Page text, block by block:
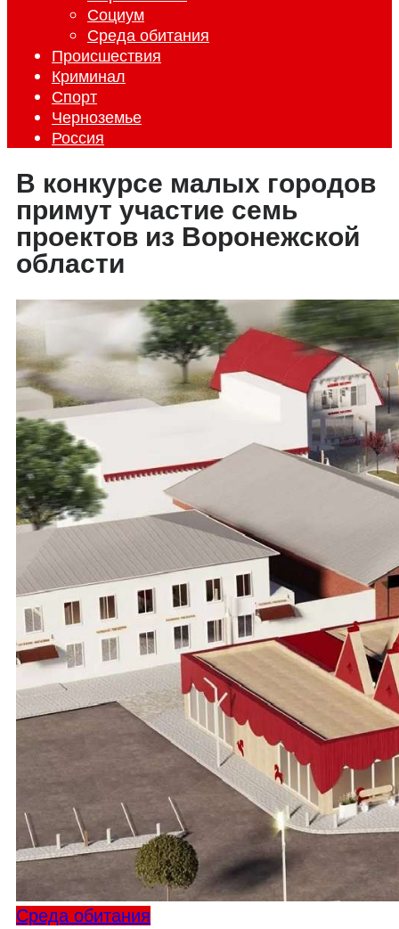
Социум
Среда обитания
Происшествия
Криминал
Спорт
Черноземье
Россия
В конкурсе малых городов
примут участие семь
проектов из Воронежской
области
Среда обитания